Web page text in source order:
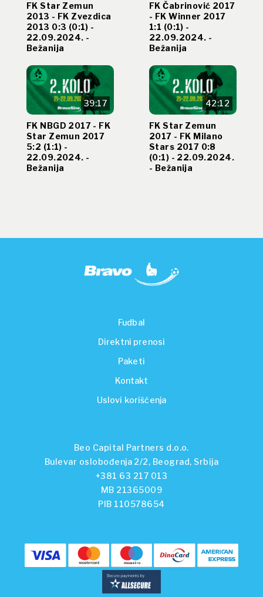
FK Star Zemun
2013 - FK Zvezdica
2013 0:3 (0:1) -
22.09.2024. -
Bežanija
FK Čabrinović 2017
- FK Winner 2017
1:1 (0:1) -
22.09.2024. -
Bežanija
39:17
FK NBGD 2017 - FK
Star Zemun 2017
5:2 (1:1) -
22.09.2024. -
Bežanija
42:12
FK Star Zemun
2017 - FK Milano
Stars 2017 0:8
(0:1) - 22.09.2024.
- Bežanija
Fudbal
Direktni prenosi
Paketi
Kontakt
Uslovi korišćenja
Beo Capital Partners d.o.o.
Bulevar oslobođenja 2/2, Beograd, Srbija
+381 63 217 013
MB 21365009
PIB 110578654